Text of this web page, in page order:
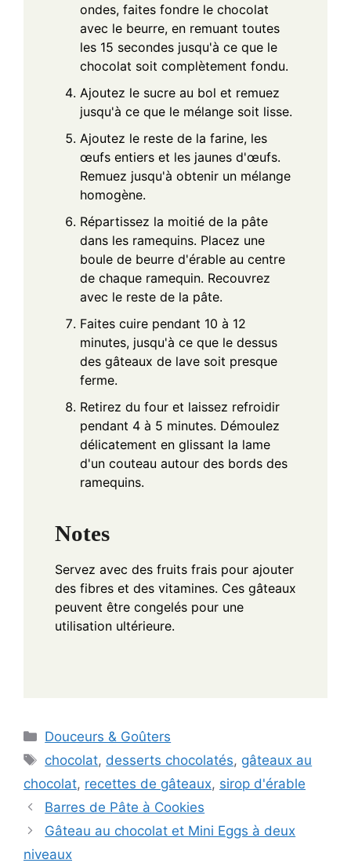
ondes, faites fondre le chocolat
avec le beurre, en remuant toutes
les 15 secondes jusqu'à ce que le
chocolat soit complètement fondu.
Ajoutez le sucre au bol et remuez
jusqu'à ce que le mélange soit lisse.
Ajoutez le reste de la farine, les
œufs entiers et les jaunes d'œufs.
Remuez jusqu'à obtenir un mélange
homogène.
Répartissez la moitié de la pâte
dans les ramequins. Placez une
boule de beurre d'érable au centre
de chaque ramequin. Recouvrez
avec le reste de la pâte.
Faites cuire pendant 10 à 12
minutes, jusqu'à ce que le dessus
des gâteaux de lave soit presque
ferme.
Retirez du four et laissez refroidir
pendant 4 à 5 minutes. Démoulez
délicatement en glissant la lame
d'un couteau autour des bords des
ramequins.
Notes
Servez avec des fruits frais pour ajouter
des fibres et des vitamines. Ces gâteaux
peuvent être congelés pour une
utilisation ultérieure.
Categories
Douceurs & Goûters
Tags
chocolat, desserts chocolatés, gâteaux au
chocolat, recettes de gâteaux, sirop d'érable
Barres de Pâte à Cookies
Gâteau au chocolat et Mini Eggs à deux
niveaux